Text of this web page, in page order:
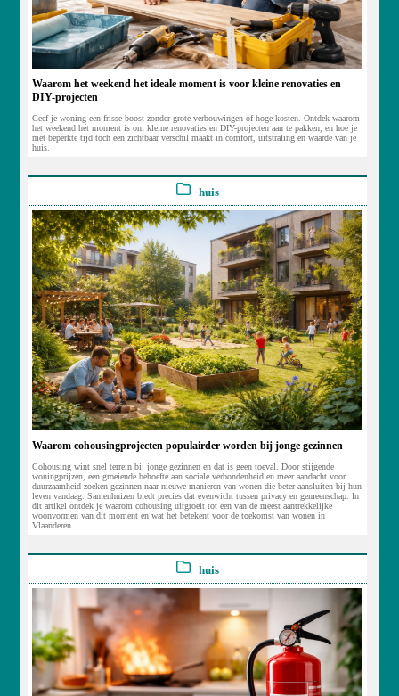
Waarom het weekend het ideale moment is voor kleine renovaties en
DIY-projecten
Geef je woning een frisse boost zonder grote verbouwingen of hoge kosten. Ontdek waarom
het weekend hét moment is om kleine renovaties en DIY-projecten aan te pakken, en hoe je
met beperkte tijd toch een zichtbaar verschil maakt in comfort, uitstraling en waarde van je
huis.
huis
Waarom cohousingprojecten populairder worden bij jonge gezinnen
Cohousing wint snel terrein bij jonge gezinnen en dat is geen toeval. Door stijgende
woningprijzen, een groeiende behoefte aan sociale verbondenheid en meer aandacht voor
duurzaamheid zoeken gezinnen naar nieuwe manieren van wonen die beter aansluiten bij hun
leven vandaag. Samenhuizen biedt precies dat evenwicht tussen privacy en gemeenschap. In
dit artikel ontdek je waarom cohousing uitgroeit tot een van de meest aantrekkelijke
woonvormen van dit moment en wat het betekent voor de toekomst van wonen in
Vlaanderen.
huis